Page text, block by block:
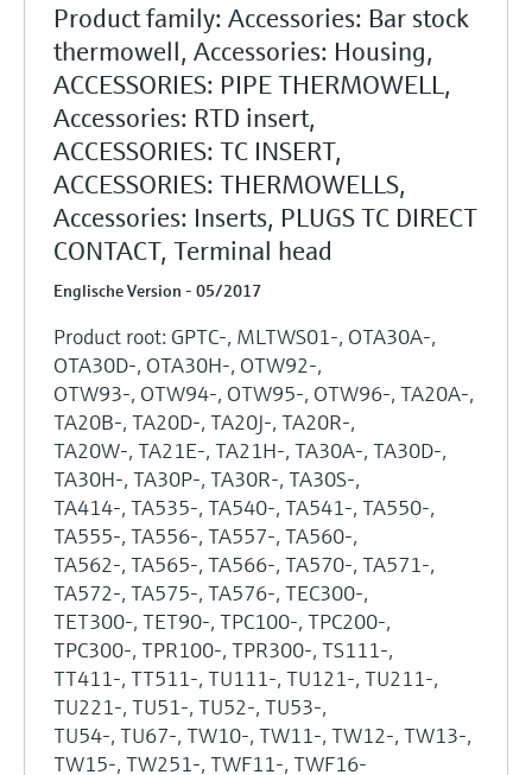
Product family: Accessories: Bar stock
thermowell, Accessories: Housing,
ACCESSORIES: PIPE THERMOWELL,
Accessories: RTD insert,
ACCESSORIES: TC INSERT,
ACCESSORIES: THERMOWELLS,
Accessories: Inserts, PLUGS TC DIRECT
CONTACT, Terminal head
Englische Version - 05/2017
Product root: GPTC-, MLTWS01-, OTA30A-,
OTA30D-, OTA30H-, OTW92-,
OTW93-, OTW94-, OTW95-, OTW96-, TA20A-,
TA20B-, TA20D-, TA20J-, TA20R-,
TA20W-, TA21E-, TA21H-, TA30A-, TA30D-,
TA30H-, TA30P-, TA30R-, TA30S-,
TA414-, TA535-, TA540-, TA541-, TA550-,
TA555-, TA556-, TA557-, TA560-,
TA562-, TA565-, TA566-, TA570-, TA571-,
TA572-, TA575-, TA576-, TEC300-,
TET300-, TET90-, TPC100-, TPC200-,
TPC300-, TPR100-, TPR300-, TS111-,
TT411-, TT511-, TU111-, TU121-, TU211-,
TU221-, TU51-, TU52-, TU53-,
TU54-, TU67-, TW10-, TW11-, TW12-, TW13-,
TW15-, TW251-, TWF11-, TWF16-